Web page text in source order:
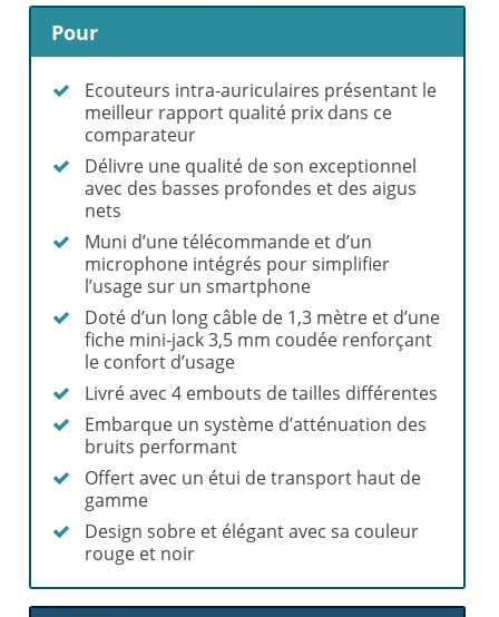
Pour
Ecouteurs intra-auriculaires présentant le
meilleur rapport qualité prix dans ce
comparateur
Délivre une qualité de son exceptionnel
avec des basses profondes et des aigus
nets
Muni d’une télécommande et d’un
microphone intégrés pour simplifier
l’usage sur un smartphone
Doté d’un long câble de 1,3 mètre et d’une
fiche mini-jack 3,5 mm coudée renforçant
le confort d’usage
Livré avec 4 embouts de tailles différentes
Embarque un système d’atténuation des
bruits performant
Offert avec un étui de transport haut de
gamme
Design sobre et élégant avec sa couleur
rouge et noir